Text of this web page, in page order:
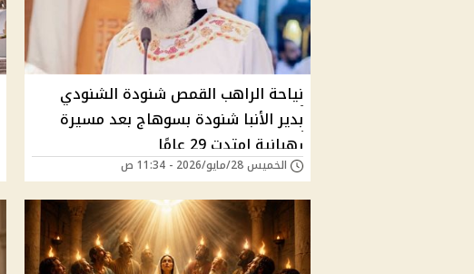
نياحة الراهب القمص شنودة الشنودي
بدير الأنبا شنودة بسوهاج بعد مسيرة
رهبانية امتدت 29 عامًا
الخميس 28/مايو/2026 - 11:34 ص